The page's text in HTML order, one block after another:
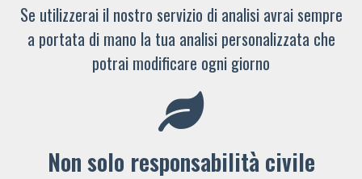
Se utilizzerai il nostro servizio di analisi avrai sempre
a portata di mano la tua analisi personalizzata che
potrai modificare ogni giorno
Non solo responsabilità civile